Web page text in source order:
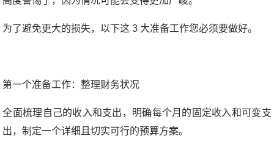
为了避免更大的损失，以下这 3 大准备工作您必须要做好。
第一个准备工作：整理财务状况
全面梳理自己的收入和支出，明确每个月的固定收入和可变支
出，制定一个详细且切实可行的预算方案。